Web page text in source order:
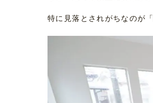
特に見落とされがちなのが「